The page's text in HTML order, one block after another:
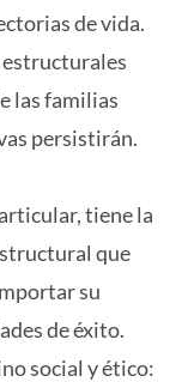
de vida.
estructurales
las familias
persistirán.
tiene la
que
su
de éxito.
social y ético: